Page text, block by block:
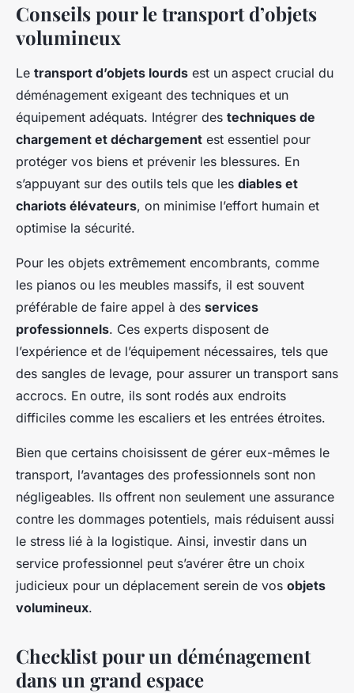
Conseils pour le transport d’objets
volumineux
Le transport d’objets lourds est un aspect crucial du
déménagement exigeant des techniques et un
équipement adéquats. Intégrer des techniques de
chargement et déchargement est essentiel pour
protéger vos biens et prévenir les blessures. En
s’appuyant sur des outils tels que les diables et
chariots élévateurs, on minimise l’effort humain et
optimise la sécurité.
Pour les objets extrêmement encombrants, comme
les pianos ou les meubles massifs, il est souvent
préférable de faire appel à des services
professionnels. Ces experts disposent de
l’expérience et de l’équipement nécessaires, tels que
des sangles de levage, pour assurer un transport sans
accrocs. En outre, ils sont rodés aux endroits
difficiles comme les escaliers et les entrées étroites.
Bien que certains choisissent de gérer eux-mêmes le
transport, l’avantages des professionnels sont non
négligeables. Ils offrent non seulement une assurance
contre les dommages potentiels, mais réduisent aussi
le stress lié à la logistique. Ainsi, investir dans un
service professionnel peut s’avérer être un choix
judicieux pour un déplacement serein de vos objets
volumineux.
Checklist pour un déménagement
dans un grand espace